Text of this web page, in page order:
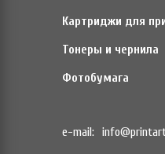
Картриджи для
Тонеры и чернила
Фотобумага
e-mail: